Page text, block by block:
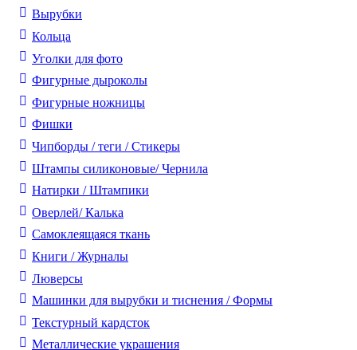
Вырубки
Кольца
Уголки для фото
Фигурные дыроколы
Фигурные ножницы
Фишки
Чипборды / теги / Стикеры
Штампы силиконовые/ Чернила
Натирки / Штампики
Оверлей/ Калька
Самоклеящаяся ткань
Книги / Журналы
Люверсы
Машинки для вырубки и тиснения / Формы
Текстурный кардсток
Металлические украшения